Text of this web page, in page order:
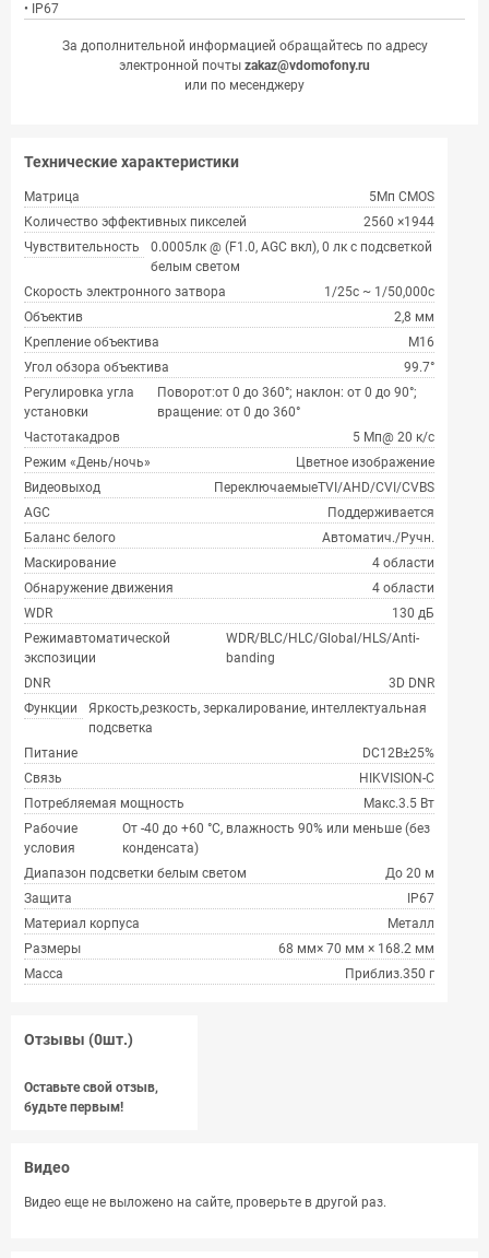
• IP67
За дополнительной информацией обращайтесь по адресу
электронной почты zakaz@vdomofony.ru
или по месенджеру
Технические характеристики
Матрица
5Мп CMOS
Количество эффективных пикселей
2560 ×1944
Чувствительность
0.0005лк @ (F1.0, AGC вкл), 0 лк с подсветкой
белым светом
Скорость электронного затвора
1/25с ~ 1/50,000с
Объектив
2,8 мм
Крепление объектива
М16
Угол обзора объектива
99.7°
Регулировка угла
установки
Поворот:от 0 до 360°; наклон: от 0 до 90°;
вращение: от 0 до 360°
Частотакадров
5 Мп@ 20 к/с
Режим «День/ночь»
Цветное изображение
Видеовыход
ПереключаемыеTVI/AHD/CVI/CVBS
AGC
Поддерживается
Баланс белого
Автоматич./Ручн.
Маскирование
4 области
Обнаружение движения
4 области
WDR
130 дБ
Режимавтоматической
экспозиции
WDR/BLC/HLC/Global/HLS/Anti-
banding
DNR
3D DNR
Функции
Яркость,резкость, зеркалирование, интеллектуальная
подсветка
Питание
DC12В±25%
Связь
HIKVISION-C
Потребляемая мощность
Макс.3.5 Вт
Рабочие
условия
От -40 до +60 °C, влажность 90% или меньше (без
конденсата)
Диапазон подсветки белым светом
До 20 м
Защита
IP67
Материал корпуса
Металл
Размеры
68 мм× 70 мм × 168.2 мм
Масса
Приблиз.350 г
Отзывы (0шт.)
Оставьте свой отзыв,
будьте первым!
Видео
Видео еще не выложено на сайте, проверьте в другой раз.